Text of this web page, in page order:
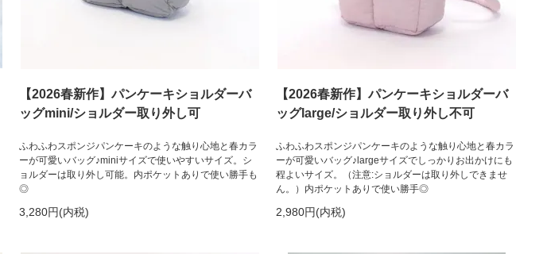
【2026春新作】パンケーキショルダーバ
ッグmini/ショルダー取り外し可
ふわふわスポンジパンケーキのような触り心地と春カラ
ーが可愛いバッグ♪miniサイズで使いやすいサイズ。シ
ョルダーは取り外し可能。内ポケットありで使い勝手も
◎
3,280円(内税)
【2026春新作】パンケーキショルダーバ
ッグlarge/ショルダー取り外し不可
ふわふわスポンジパンケーキのような触り心地と春カラ
ーが可愛いバッグ♪largeサイズでしっかりお出かけにも
程よいサイズ。（注意:ショルダーは取り外しできませ
ん。）内ポケットありで使い勝手◎
2,980円(内税)